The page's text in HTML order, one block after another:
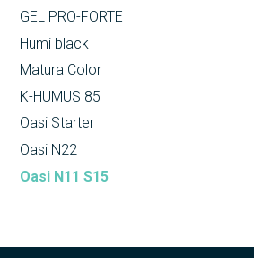
GEL PRO-FORTE
Humi black
Matura Color
K-HUMUS 85
Oasi Starter
Oasi N22
Oasi N11 S15